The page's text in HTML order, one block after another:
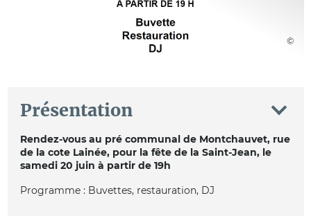
Présentation
Rendez-vous au pré communal de Montchauvet, rue
de la cote Lainée, pour la fête de la Saint-Jean, le
samedi 20 juin à partir de 19h
Programme : Buvettes, restauration, DJ